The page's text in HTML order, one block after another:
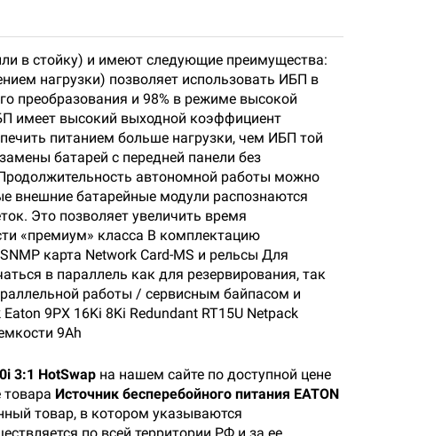
в стойку) и имеют следующие преимущества:
нагрузки) позволяет использовать ИБП в
преобразования и 98% в режиме высокой
имеет высокий выходной коэффициент
питанием больше нагрузки, чем ИБП той
батарей с передней панели без
автономной работы можно
внешние батарейные модули распознаются
Это позволяет увеличить время
«премиум» класса В комплектацию
карта Network Card-MS и рельсы Для
в параллель как для резервирования, так
работы / сервисным байпасом и
9PX 16Ki 8Ki Redundant RT15U Netpack
9Ah
3:1 HotSwap на нашем сайте по доступной цене
Источник бесперебойного питания EATON
товар, в котором указываются